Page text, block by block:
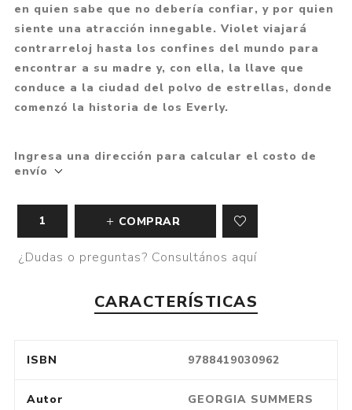
en quien sabe que no debería confiar, y por quien
siente una atracción innegable. Violet viajará
contrarreloj hasta los confines del mundo para
encontrar a su madre y, con ella, la llave que
conduce a la ciudad del polvo de estrellas, donde
comenzó la historia de los Everly.
Ingresa una dirección para calcular el costo de
envío
COMPRAR
¿Dudas o preguntas? Consultános aquí
CARACTERÍSTICAS
ISBN 9788419030962
Autor GEORGIA SUMMERS